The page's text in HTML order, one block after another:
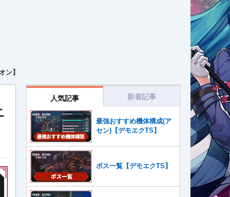
ン】
人気記事 新着記事
最強おすすめ機体構成(ア
セン)【デモエクTS】
ボス一覧【デモエクTS】